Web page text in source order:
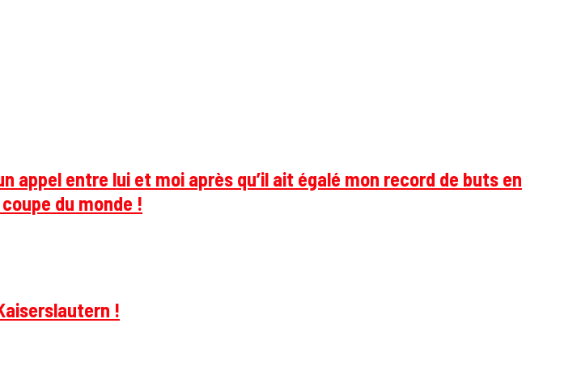
appel entre lui et moi après qu’il ait égalé mon record de buts en
du monde !
!